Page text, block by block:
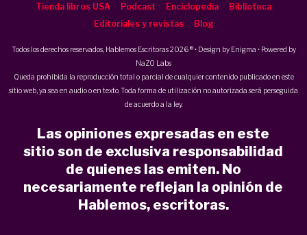
Tienda libros USA Podcast Enciclopedia
Biblioteca
Editoriales y revistas
Blog
Todos los derechos reservados, Hablemos Escritoras 2026 ® • Design by Enigma • Powered by
NaZO Labs
Queda prohibida la reproducción total o parcial de cualquier contenido publicado en este
sitio web, ya sea en audio o en texto. Toda forma de utilización no autorizada será perseguida
de acuerdo a la ley.
Las opiniones expresadas en este
sitio son de exclusiva responsabilidad
de quienes las emiten. No
necesariamente reflejan la opinión de
Hablemos, escritoras.